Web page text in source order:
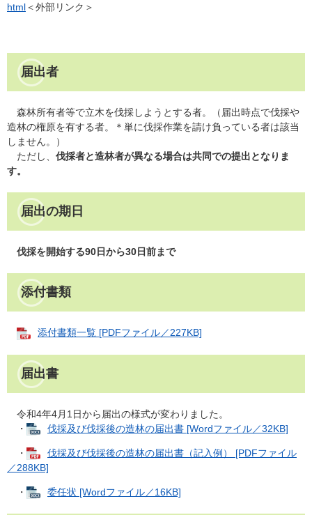
html＜外部リンク＞
届出者
森林所有者等で立木を伐採しようとする者。（届出時点で伐採や
造林の権原を有する者。＊単に伐採作業を請け負っている者は該当
しません。）
ただし、 伐採者と造林者が異なる場合は共同での提出となりま
す。
届出の期日
伐採を開始する90日から30日前まで
添付書類
添付書類一覧 [PDFファイル／227KB]
届出書
令和4年4月1日から届出の様式が変わりました。
・
伐採及び伐採後の造林の届出書 [Wordファイル／32KB]
・
伐採及び伐採後の造林の届出書（記入例） [PDFファイル
／288KB]
・ 委任状 [Wordファイル／16KB]